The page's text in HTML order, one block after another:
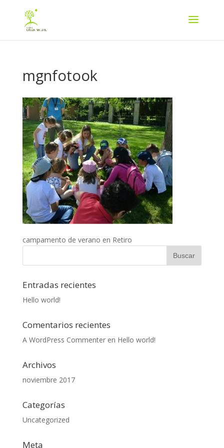
mgnfotook
campamento de verano en Retiro
Entradas recientes
Hello world!
Comentarios recientes
A WordPress Commenteren Hello world!
Archivos
noviembre 2017
Categorías
Uncategorized
Meta